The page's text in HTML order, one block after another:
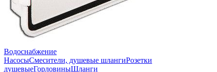
Водоснабжение
НасосыСмесители, душевые шлангиРозетки
душевыеГорловиныШланги